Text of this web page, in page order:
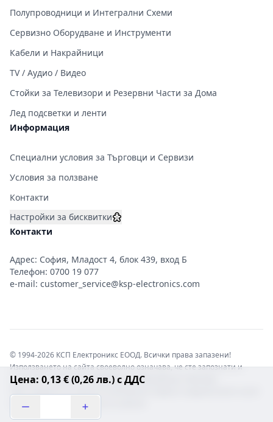
Цена: 0,13 € (0,26 лв.) с ДДС
Полупроводници и Интегрални Схеми
Сервизно Оборудване и Инструменти
Кабели и Накрайници
TV / Аудио / Видео
Стойки за Телевизори и Резервни Части за Дома
Лед подсветки и ленти
Информация
Специални условия за Търговци и Сервизи
Условия за ползване
Контакти
Настройки за бисквитки
Контакти
Адрес: София, Младост 4, блок 439, вход Б
Телефон: 0700 19 077
e-mail: customer_service@ksp-electronics.com
© 1994-2026 КСП Електроникс ЕООД. Всички права запазени!
Използването на сайта своеволно означава, че сте запознати и
съгласни с правната информация обвързваща софтуера.
отговорност с цялата сила на закона!